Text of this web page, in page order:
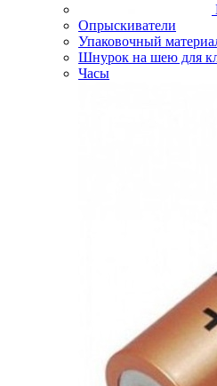
Опрыскиватели
Упаковочный
Шнурок на шею для
Часы